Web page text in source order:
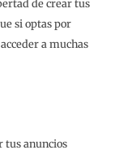
de crear tus
si optas por
a muchas
tus anuncios